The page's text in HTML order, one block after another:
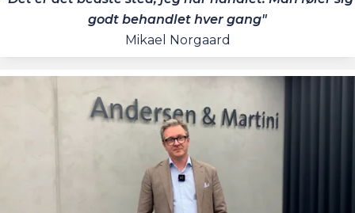
godt behandlet hver gang"
Mikael Norgaard